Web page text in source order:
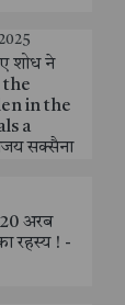
शोध ने
the
in the
a
सक्सैना
अरब
रहस्य ! -